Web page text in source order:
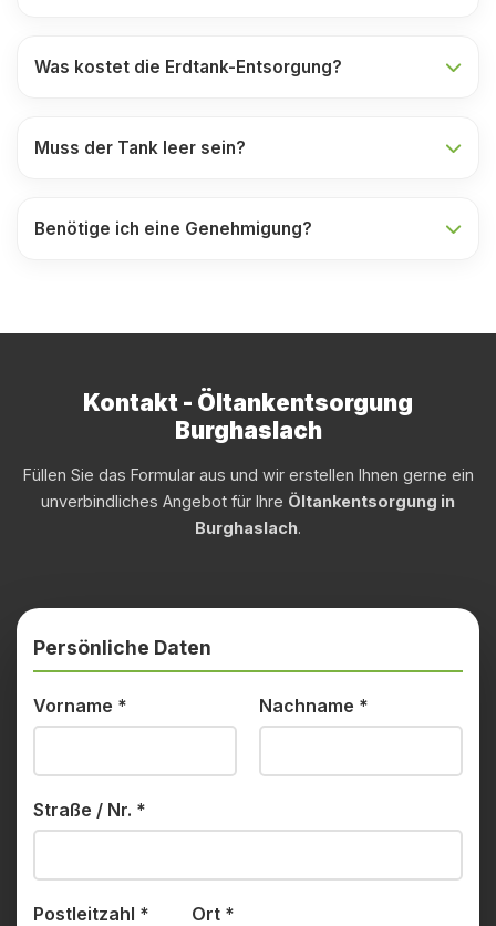
Was kostet die Erdtank-Entsorgung?
Muss der Tank leer sein?
Benötige ich eine Genehmigung?
Kontakt - Öltankentsorgung
Burghaslach
Füllen Sie das Formular aus und wir erstellen Ihnen gerne ein
unverbindliches Angebot für Ihre Öltankentsorgung in
Burghaslach.
Persönliche Daten
Vorname * Nachname *
Straße / Nr. *
Postleitzahl * Ort *